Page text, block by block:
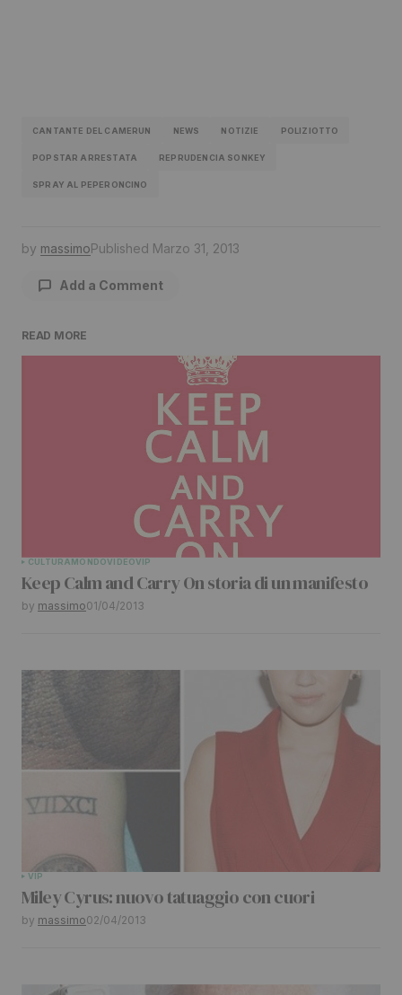
CANTANTE DEL CAMERUN NEWS NOTIZIE POLIZIOTTO
POPSTAR ARRESTATA REPRUDENCIA SONKEY
SPRAY AL PEPERONCINO
by massimoPublished Marzo 31, 2013
Add a Comment
Il tuo indirizzo email non sarà pubblicato. I
campi obbligatori sono contrassegnati
Your E-mail
READ MORE
CULTURAMONDOVIDEOVIP
Keep Calm and Carry On storia di un manifesto
by massimo01/04/2013
VIP
Miley Cyrus: nuovo tatuaggio con cuori
by massimo02/04/2013